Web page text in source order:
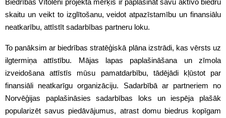
Biedrības Vītolēni projekta mērķis ir paplašināt savu aktīvo biedru
skaitu un veikt to izglītošanu, veidot atpazīstamību un finansiālu
neatkarību, attīstīt sadarbības partneru loku.
To panāksim ar biedrības stratēģiskā plāna izstrādi, kas vērsts uz
ilgtermiņa attīstību. Mājas lapas paplašināšana un zīmola
izveidošana attīstīs mūsu pamatdarbību, tādējādi kļūstot par
finansiāli neatkarīgu organizāciju. Sadarbībā ar partneriem no
Norvēģijas paplašināsies sadarbības loks un iespēja plašāk
popularizēt savus piedāvājumus, atrast domu biedrus kopīgam